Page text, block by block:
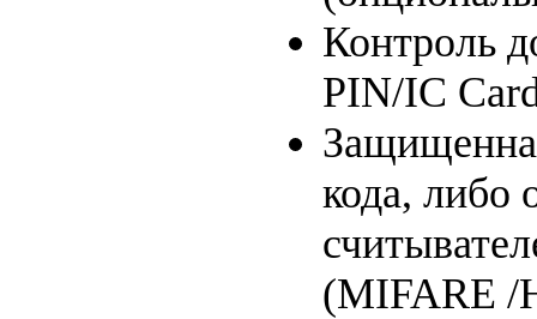
Контроль
PIN/IC
кода, либо
(MIFARE /